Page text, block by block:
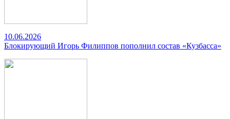
10.06.2026
Блокирующий Игорь Филиппов пополнил состав «Кузбасса»